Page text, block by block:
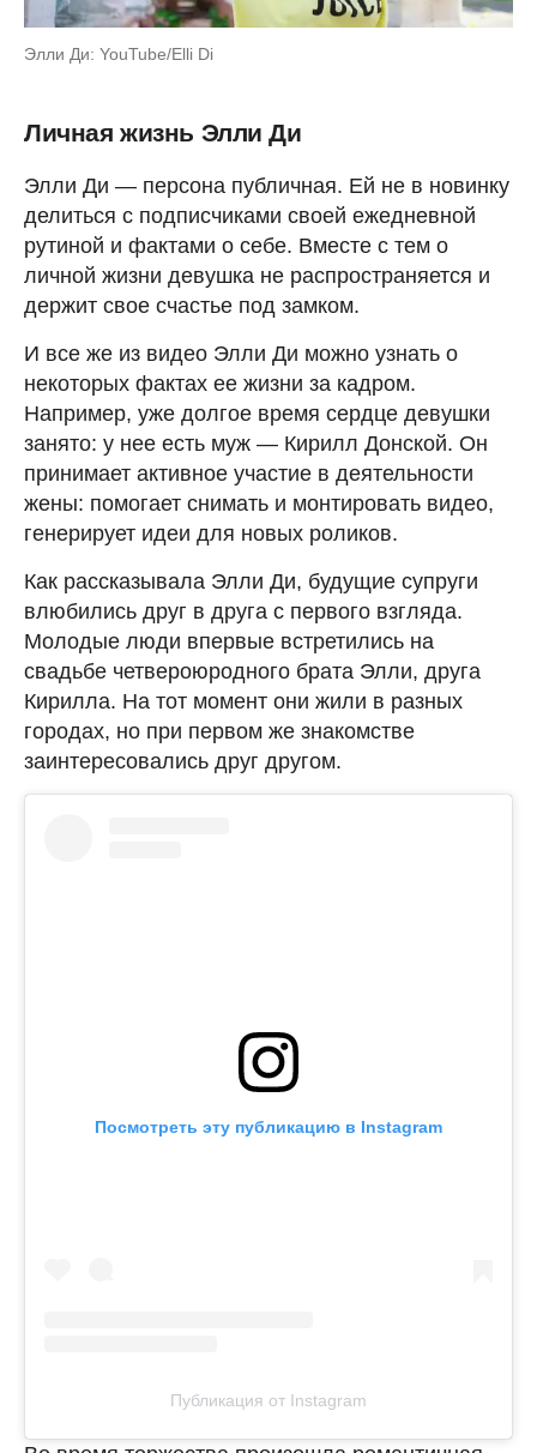
Элли Ди: YouTube/Elli Di
Личная жизнь Элли Ди
Элли Ди — персона публичная. Ей не в новинку
делиться с подписчиками своей ежедневной
рутиной и фактами о себе. Вместе с тем о
личной жизни девушка не распространяется и
держит свое счастье под замком.
И все же из видео Элли Ди можно узнать о
некоторых фактах ее жизни за кадром.
Например, уже долгое время сердце девушки
занято: у нее есть муж — Кирилл Донской. Он
принимает активное участие в деятельности
жены: помогает снимать и монтировать видео,
генерирует идеи для новых роликов.
Как рассказывала Элли Ди, будущие супруги
влюбились друг в друга с первого взгляда.
Молодые люди впервые встретились на
свадьбе четвероюродного брата Элли, друга
Кирилла. На тот момент они жили в разных
городах, но при первом же знакомстве
заинтересовались друг другом.
Посмотреть эту публикацию в Instagram
Публикация от Instagram